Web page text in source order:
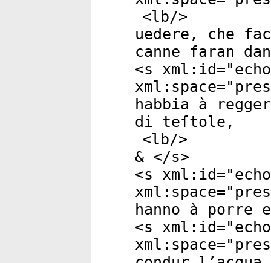
<lb/>
uedere, che
canne faran
<s xml:id="
xml:space="
habbia à
di teſtole,
<lb/>
& </s>
<s xml:id="
xml:space="
hanno à porre
<s xml:id="
xml:space="